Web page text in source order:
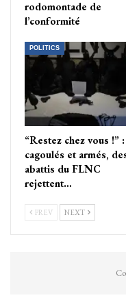
rodomontade de
l’conformité
POLITICS
“Restez chez vous !” :
cagoulés et armés,
abattis du FLNC
rejettent…
PREV NEXT